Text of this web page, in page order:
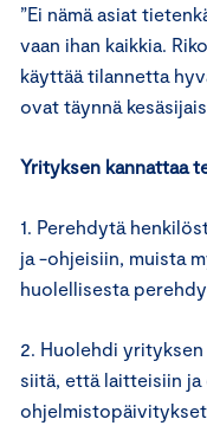
”Ei nämä asiat
vaan ihan kaikkia.
käyttää tilannetta
ovat täynnä
Yrityksen kannattaa
1. Perehdytä
ja -ohjeisiin, muista
huolellisesta
2. Huolehdi
siitä, että laitteisiin
ohjelmistopäivitykset